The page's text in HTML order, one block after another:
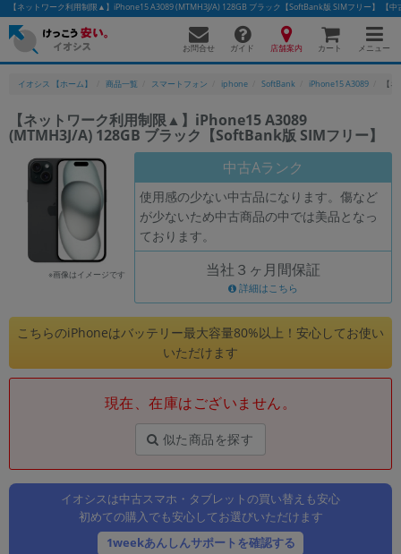
【ネットワーク利用制限▲】iPhone15 A3089 (MTMH3J/A) 128GB ブラック【SoftBank版 SIMフリー】 【
お問合せ ガイド 店舗案内 カート メニュー
イオシス 【ホーム】 商品一覧 スマートフォン iphone SoftBank iPhone15 A3089 【
【ネットワーク利用制限▲】iPhone15 A3089
(MTMH3J/A) 128GB ブラック【SoftBank版 SIMフリー】
※画像はイメージです
中古Aランク
使用感の少ない中古品になります。傷など
が少ないため中古商品の中では美品となっ
ております。
当社３ヶ月間保証
詳細はこちら
こちらのiPhoneはバッテリー最大容量80%以上！安心してお使い
いただけます
現在、在庫はございません。
似た商品を探す
イオシスは中古スマホ・タブレットの買い替えも安心
初めての購入でも安心してお選びいただけます
1weekあんしんサポートを確認する
かんたんパソコン検索に切り替える
フリーワード
除外ワード
人気の検索ワード： Let's note
「スマートフォン」「タブレット」など
シリーズ
「iPhone」「Xperia」「Galaxy」など
「Apple」「SONY」「SHARP」など
機能・特徴
商品の搭載機能による絞り込み
「5G対応」「防水」「ワンセグ」など